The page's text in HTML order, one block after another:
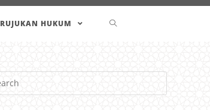
RUJUKAN HUKUM